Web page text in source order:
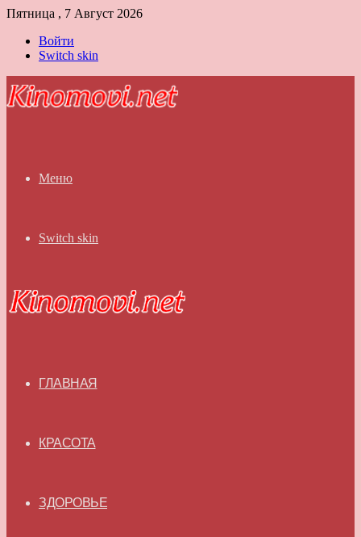
Пятница , 7 Август 2026
Войти
Switch skin
Меню
Switch skin
ГЛАВНАЯ
КРАСОТА
ЗДОРОВЬЕ